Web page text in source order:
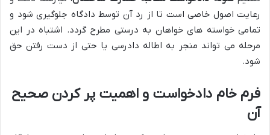
رعایت اصول خاصی است تا از رد آن توسط دادگاه جلوگیری شود و
تمامی خواسته های خواهان به درستی مطرح گردد. اشتباه در این
مرحله می تواند منجر به اطاله دادرسی یا حتی از دست رفتن حق
شود.
فرم خام دادخواست و اهمیت پر کردن صحیح
آن